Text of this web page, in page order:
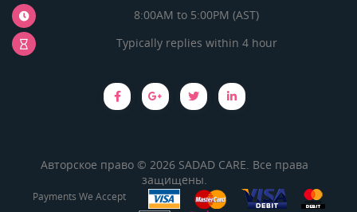
8:00AM to 5:00PM (AST)
Typically replies within 4 hour
Авторское право © 2026 SADAD CARE. Все права
защищены.
Payments We Accept